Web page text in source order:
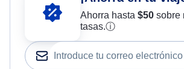
Ahorra hasta $50sobre
tasas.ⓘ